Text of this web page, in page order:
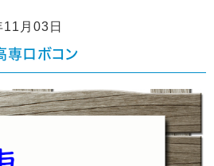
月03日
専ロボコン